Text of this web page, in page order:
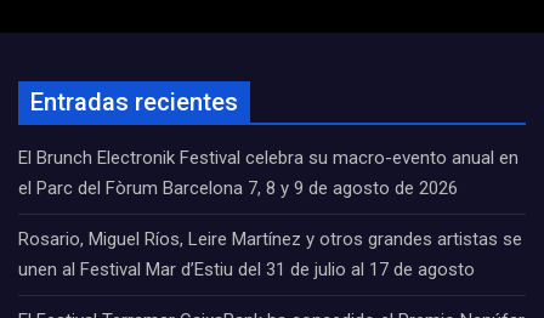
Entradas recientes
El Brunch Electronik Festival celebra su macro-evento anual en
el Parc del Fòrum Barcelona 7, 8 y 9 de agosto de 2026
Rosario, Miguel Ríos, Leire Martínez y otros grandes artistas se
unen al Festival Mar d’Estiu del 31 de julio al 17 de agosto